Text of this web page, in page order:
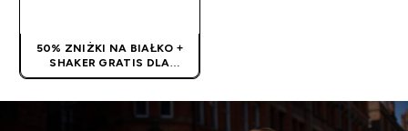
50% ZNIŻKI NA BIAŁKO +
SHAKER GRATIS DLA
NOWYCH KLIENTÓW! | KOD: